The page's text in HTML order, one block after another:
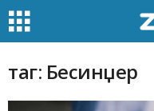
таг: Бесинџер